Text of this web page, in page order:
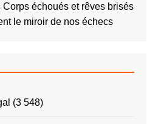
Corps échoués et rêves brisés
le miroir de nos échecs
(3 548)